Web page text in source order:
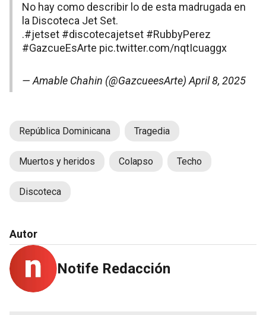
No hay como describir lo de esta madrugada en
la Discoteca Jet Set.
.#jetset #discotecajetset #RubbyPerez
#GazcueEsArte pic.twitter.com/nqtIcuaggx
— Amable Chahin (@GazcueesArte) April 8, 2025
República Dominicana Tragedia
Muertos y heridos Colapso Techo
Discoteca
Autor
Notife Redacción